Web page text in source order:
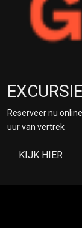
Reserveer nu
uur van vertrek
KIJK HIER